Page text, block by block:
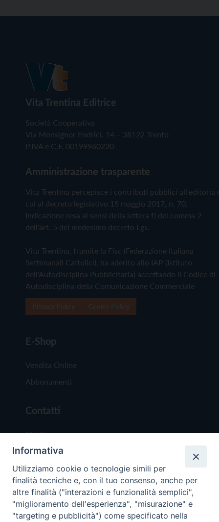
Vita Trentina Editrice
Società Cooperativa
Via Monsignor Endrici, 14 – 38122 Trento
P.IVA e C.F. 00199960220
Amministrazione trasparente
Vita Trentina percepisce i contributi pubblici all'editoria
cui al decreto legislativo 15 maggio 2017, n. 70.
Indicazione resa ai sensi della lettera f) del comma 2
dell'art. 5 del medesimo decreto Lgs.
Vita Trentina, tramite la Fisc (Federazione Italiana
Settimanali Cattolici), ha aderito allo IAP (Istituto
dell'Autodisciplina Pubblicitaria) accettando il Codice di
Autodisciplina della Comunicazione Commerciale
E-Shop
Vendita Online
Abbonamenti
Contatti
Chi Siamo
Redazione
Scrivici
Informativa
Utilizziamo cookie o tecnologie simili per
finalità tecniche e, con il tuo consenso, anche per
altre finalità ("interazioni e funzionalità semplici",
"miglioramento dell'esperienza", "misurazione" e
"targeting e pubblicità") come specificato nella